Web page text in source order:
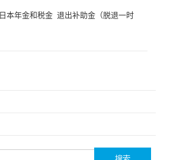
日本年金和税金 退出补助金（脱退一时